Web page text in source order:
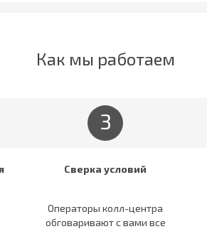
Как мы работаем
3
Сверка условий
Операторы колл-центра
обговаривают c вами все